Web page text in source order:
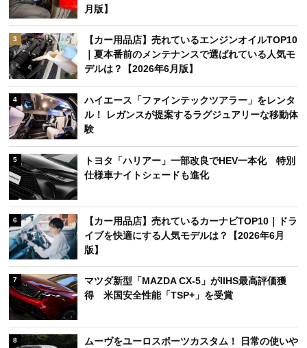
月版】
3
【カー用品店】売れているエンジンオイルTOP10
｜夏本番前のメンテナンスで選ばれている人気モ
デルは？【2026年6月版】
4
ハイエース「ファインテックツアラー」をレンタ
ル！ レガンスが提案するラグジュアリーな移動体
験
5
トヨタ「ハリアー」一部改良でHEV一本化 特別
仕様車ナイトシェードも進化
6
【カー用品店】売れているカーナビTOP10｜ドラ
イブを快適にする人気モデルは？【2026年6月
版】
7
マツダ新型「MAZDA CX-5」がIIHS最高評価獲
得 米国安全性能「TSP+」を受賞
8
ムーヴをユーロスポーツカスタム！ 日常の使いや